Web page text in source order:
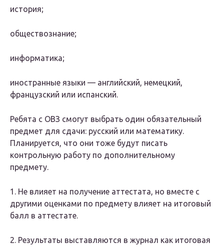
история;
обществознание;
информатика;
иностранные языки — английский, немецкий,
французский или испанский.
Ребята с ОВЗ смогут выбрать один обязательный
предмет для сдачи: русский или математику.
Планируется, что они тоже будут писать
контрольную работу по дополнительному
предмету.
1. Не влияет на получение аттестата, но вместе с
другими оценками по предмету влияет на итоговый
балл в аттестате.
2. Результаты выставляются в журнал как итоговая